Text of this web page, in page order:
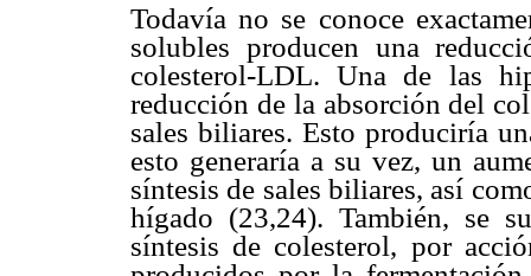
Todavía no se conoce
solubles producen una
colesterol-LDL. Una de las
reducción de la absorción del
sales biliares. Esto produciría
esto generaría a su vez, un
síntesis de sales biliares, así
hígado (23,24). También, se
síntesis de colesterol, por